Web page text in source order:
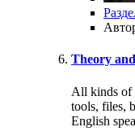
Theory
All kinds of
tools, files,
English